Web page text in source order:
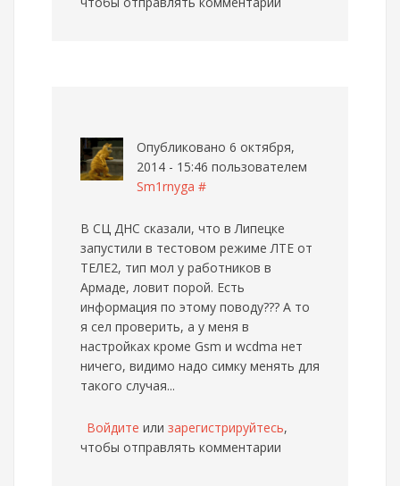
Опубликовано 6 октября,
2014 - 15:46 пользователем
Sm1rnyga #
В СЦ ДНС сказали, что в Липецке
запустили в тестовом режиме ЛТЕ от
ТЕЛЕ2, тип мол у работников в
Армаде, ловит порой. Есть
информация по этому поводу??? А то
я сел проверить, а у меня в
настройках кроме Gsm и wcdma нет
ничего, видимо надо симку менять для
такого случая...
Войдите или зарегистрируйтесь,
чтобы отправлять комментарии